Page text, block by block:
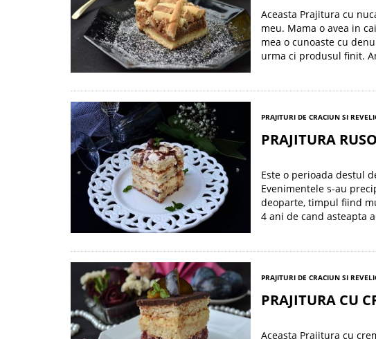
Aceasta Prajitura cu
meu. Mama o avea in
mea o cunoaste cu
urma ci produsul finit.
PRAJITURI DE CRACIUN SI
PRAJITURA
Este o perioada destul
Evenimentele s-au
deoparte, timpul fiind
4 ani de cand asteapta
PRAJITURI DE CRACIUN SI
PRAJITURA CU
Aceasta Prajitura cu